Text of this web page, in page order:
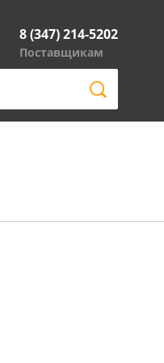
8 (347) 214-5202
Поставщикам